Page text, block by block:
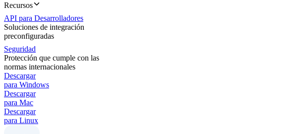
Recursos
API para Desarrolladores
Soluciones de integración
preconfiguradas
Seguridad
Protección que cumple con las
normas internacionales
Descargar
para Windows
Descargar
para Mac
Descargar
para Linux